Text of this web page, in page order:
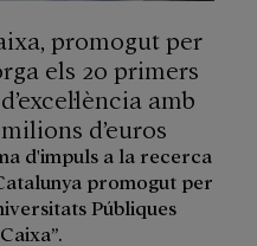
promogut per
els 20 primers
amb
d’euros
d'impuls a la recerca
promogut per
Públiques